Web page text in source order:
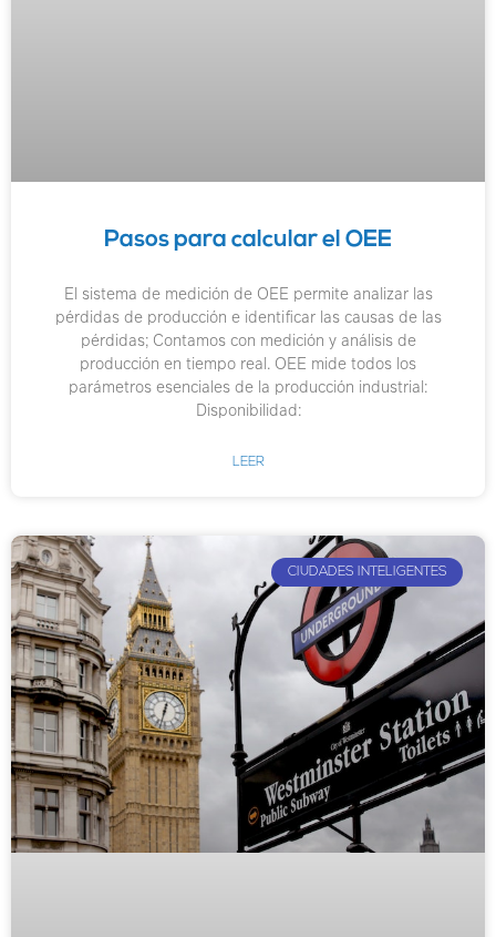
Pasos para calcular el OEE
El sistema de medición de OEE permite analizar las
pérdidas de producción e identificar las causas de las
pérdidas; Contamos con medición y análisis de
producción en tiempo real. OEE mide todos los
parámetros esenciales de la producción industrial:
Disponibilidad:
LEER
CIUDADES INTELIGENTES